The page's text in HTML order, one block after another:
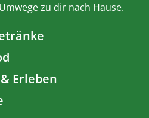
zu dir nach Hause.
Erleben